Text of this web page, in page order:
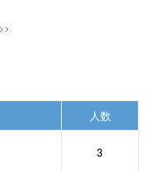
人数
3